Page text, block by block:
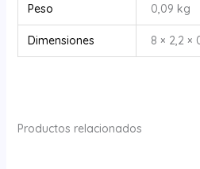
Peso 0,09 kg
Dimensiones 8 × 2,2 ×
Productos relacionados